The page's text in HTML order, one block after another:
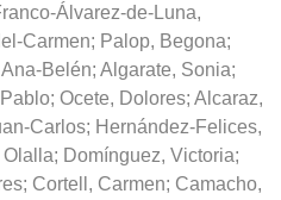
Álvarez-de-Luna,
Carmen; Palop, Begona;
Ana-Belén; Algarate, Sonia;
; Ocete, Dolores; Alcaraz,
Carlos; Hernández-Felices,
Olalla; Domínguez, Victoria;
; Cortell, Carmen; Camacho,